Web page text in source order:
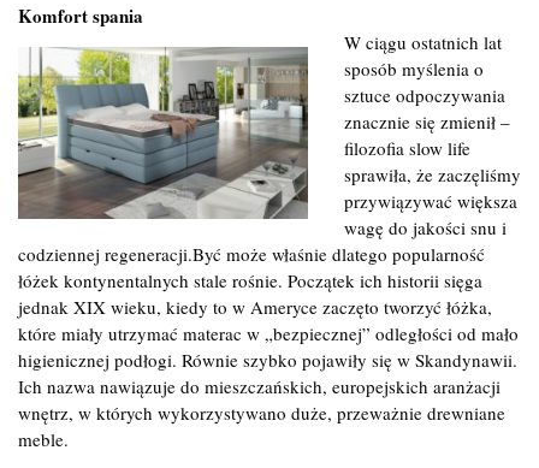
Komfort spania
W ciągu ostatnich lat
sposób myślenia o
sztuce odpoczywania
znacznie się zmienił –
filozofia slow life
sprawiła, że zaczęliśmy
przywiązywać większa
wagę do jakości snu i
codziennej regeneracji.Być może właśnie dlatego popularność
łóżek kontynentalnych stale rośnie. Początek ich historii sięga
jednak XIX wieku, kiedy to w Ameryce zaczęto tworzyć łóżka,
które miały utrzymać materac w „bezpiecznej” odległości od mało
higienicznej podłogi. Równie szybko pojawiły się w Skandynawii.
Ich nazwa nawiązuje do mieszczańskich, europejskich aranżacji
wnętrz, w których wykorzystywano duże, przeważnie drewniane
meble.